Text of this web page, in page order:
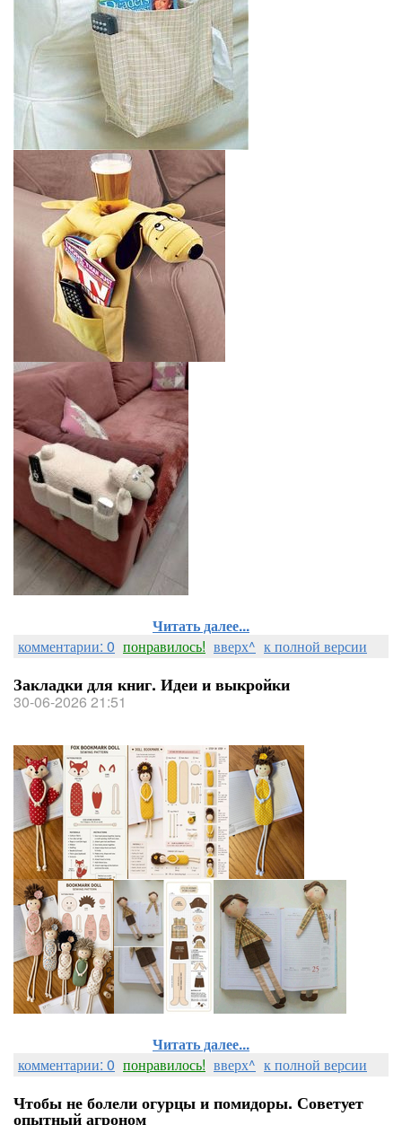
Читать далее...
комментарии: 0 понравилось! вверх^ к полной версии
Закладки для книг. Идеи и выкройки
30-06-2026 21:51
Читать далее...
комментарии: 0 понравилось! вверх^ к полной версии
Чтобы не болели огурцы и помидоры. Советует
опытный агроном